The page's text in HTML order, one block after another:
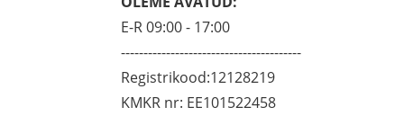
E-R 09:00 - 17:00
----------------------------------------
Registrikood:12128219
KMKR nr: EE101522458